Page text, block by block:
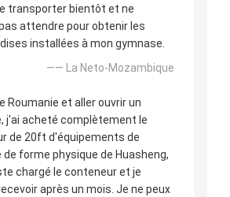
transporter bientôt et ne
attendre pour obtenir les
installées à mon gymnase.
—— La Neto-Mozambique
Roumanie et aller ouvrir un
j'ai acheté complètement le
de 20ft d'équipements de
de forme physique de Huasheng,
chargé le conteneur et je
après un mois. Je ne peux